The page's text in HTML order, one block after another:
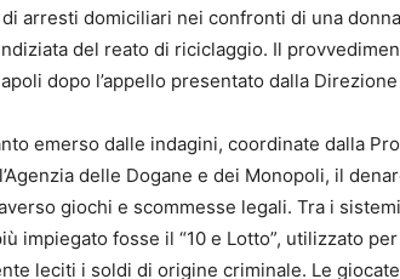
di arresti domiciliari nei confronti di una
del reato di riciclaggio. Il
dopo l’appello presentato dalla
emerso dalle indagini, coordinate dalla
delle Dogane e dei Monopoli, il
giochi e scommesse legali. Tra i
impiegato fosse il “10 e Lotto”, utilizzato
leciti i soldi di origine criminale. Le